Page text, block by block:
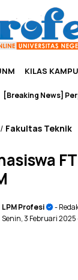
KILAS
News]
/ Fakultas Teknik
LPM Profesi
-
Senin, 3 Februari 2025